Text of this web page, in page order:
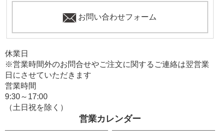
お問い合わせフォーム
営業カレンダー
休業日
※営業時間外のお問合せやご注文に関するご連絡は翌営業
日にさせていただきます
営業時間
9:30～17:00
（土日祝を除く）